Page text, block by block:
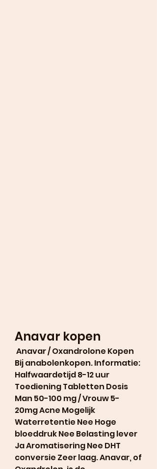
Anavar kopen
Bij anabolenkopen. Informatie:
Halfwaardetijd 8-12 uur
Toediening Tabletten Dosis
Man 50-100 mg / Vrouw 5-
20mg Acne Mogelijk
Waterretentie Nee Hoge
bloeddruk Nee Belasting lever
Ja Aromatisering Nee DHT
conversie Zeer laag. Anavar, of